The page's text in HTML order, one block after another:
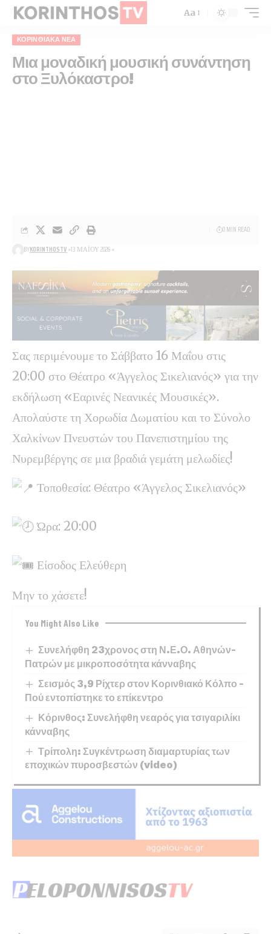
Aa
ΚΟΡΙΝΘΙΑΚΆ ΝΈΑ
Μια μοναδική μουσική συνάντηση
στο Ξυλόκαστρο!
BYKORINTHOSTV 13 ΜΑΪ́ΟΥ 2026
0 MIN READ
Σας περιμένουμε το Σάββατο 16 Μαΐου στις
20:00 στο Θέατρο «Άγγελος Σικελιανός» για την
εκδήλωση «Εαρινές Νεανικές Μουσικές».
Απολαύστε τη Χορωδία Δωματίου και το Σύνολο
Χαλκίνων Πνευστών του Πανεπιστημίου της
Νυρεμβέργης σε μια βραδιά γεμάτη μελωδίες!
Τοποθεσία: Θέατρο «Άγγελος Σικελιανός»
Ώρα: 20:00
Είσοδος Ελεύθερη
Μην το χάσετε!
You Might Also Like
Συνελήφθη 23χρονος στη Ν.Ε.Ο. Αθηνών–
Πατρών με μικροποσότητα κάνναβης
Σεισμός 3,9 Ρίχτερ στον Κορινθιακό Κόλπο –
Πού εντοπίστηκε το επίκεντρο
Κόρινθος: Συνελήφθη νεαρός για τσιγαριλίκι
κάνναβης
Τρίπολη: Συγκέντρωση διαμαρτυρίας των
εποχικών πυροσβεστών (video)